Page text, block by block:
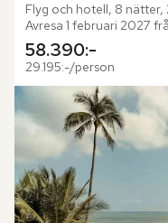
Flyg och hotell, 8 nätter,
Avresa 1 februari 2027
58.390:-
29.195:-/person